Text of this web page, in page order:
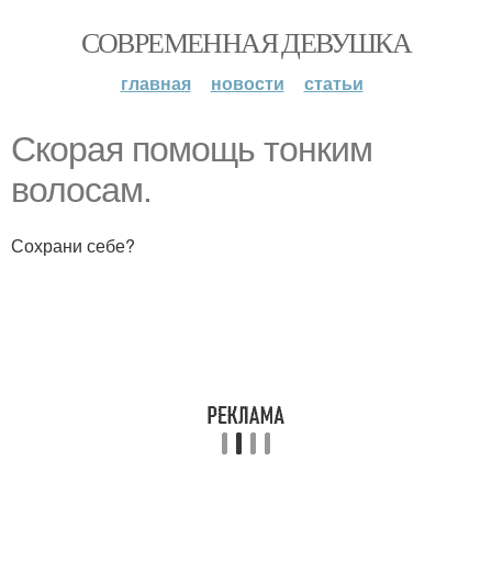
СОВРЕМЕННАЯ ДЕВУШКА
главная новости статьи
Скорая помощь тонким
волосам.
Сохрани себе?